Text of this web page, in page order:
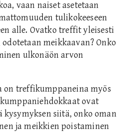
vaan naiset asetetaan
tulikokeeseen
alle. Ovatko treffit yleisesti
odotetaan meikkaavan? Onko
ulkonäön arvon
on treffikumppaneina myös
ovat
kysymyksen siitä, onko oman
ja meikkien poistaminen